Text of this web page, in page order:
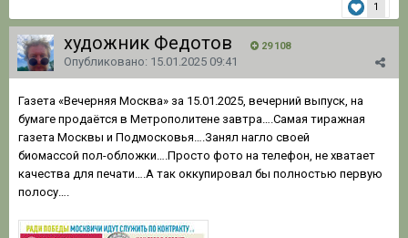
1
художник Федотов 29 108
Опубликовано: 15.01.2025 09:41
Газета «Вечерняя Москва» за 15.01.2025, вечерний выпуск, на
бумаге продаётся в Метрополитене завтра….Самая тиражная
газета Москвы и Подмосковья….Занял нагло своей
биомассой пол-обложки….Просто фото на телефон, не хватает
качества для печати….А так оккупировал бы полностью первую
полосу….